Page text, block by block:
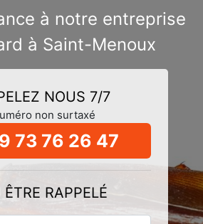
à notre entreprise
à Saint-Menoux
NOUS 7/7
non surtaxé
73 76 26 47
ÊTRE RAPPELÉ